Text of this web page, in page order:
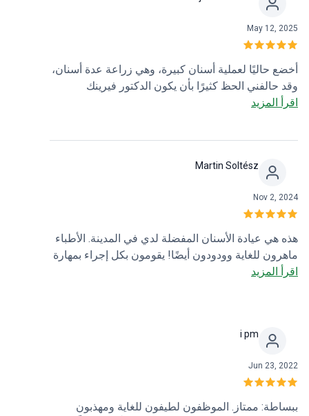
May 12, 2025
أخضع حاليًا لعملية أسنان كبيرة، وهي زراعة عدة أسنان،
وقد حالفني الحظ كثيرًا بأن يكون الدكتور فيرينك
غزيلمان هو طبيب أسناني. إنه محترف للغاية في تعامله
المناسبات الاجتماعية بسبب فقدان أسناني أمر يقتل
اقرأ المزيد
Martin Soltész
Nov 2, 2024
هذه هي عيادة الأسنان المفضلة لدي في المدينة. الأطباء
ماهرون للغاية وودودون أيضًا! يقومون بكل إجراء بمهارة
عالية وبأقل قدر من الألم بعد ذلك! عملية الشفاء أسرع
اقرأ المزيد
i pm
Jun 23, 2022
ببساطة: ممتاز. الموظفون لطيفون للغاية ومهذبون